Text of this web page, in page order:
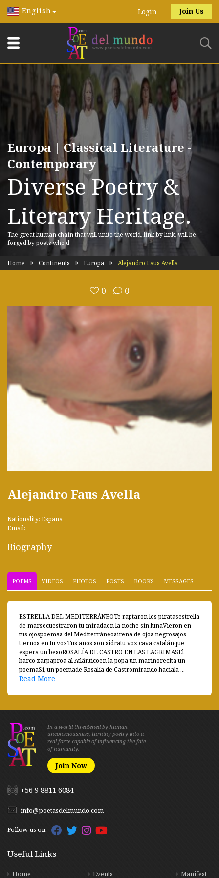
English Login Join Us
Europa | Classical Literature -
Contemporary
Diverse Poetry &
Literary Heritage.
The great human chain that will unite the world, link by link, will be
forged by poets who d
Home Continents Europa Alejandro Faus Avella
0 0
Alejandro Faus Avella
Nationality: España
Email:
Biography
POEMS VIDEOS PHOTOS POSTS BOOKS MESSAGES
ESTRELLA DEL MEDITERRÁNEOTe raptaron los piratasestrella
de marsecuestraron tu miradaen la noche sin lunaVieron en
tus ojospoemas del Mediterráneosirena de ojos negrosajos
tiernos en tu vozTus años son sidratu voz cava catalánque
espera un besoROSALÍA DE CASTRO EN LAS LÁGRIMASEl
barco zarpaproa al Atlánticoen la popa un marinorecita un
poemaSí, un poemade Rosalía de Castromirando haciala ...
Read More
In a world threatened by human
unconsciousness, turning poetry into a
real force capable of influencing the fate
of humanity.
Join Now
+56 9 8811 6084
info@poetasdelmundo.com
Follow us on:
Useful Links
Home Events Manifest